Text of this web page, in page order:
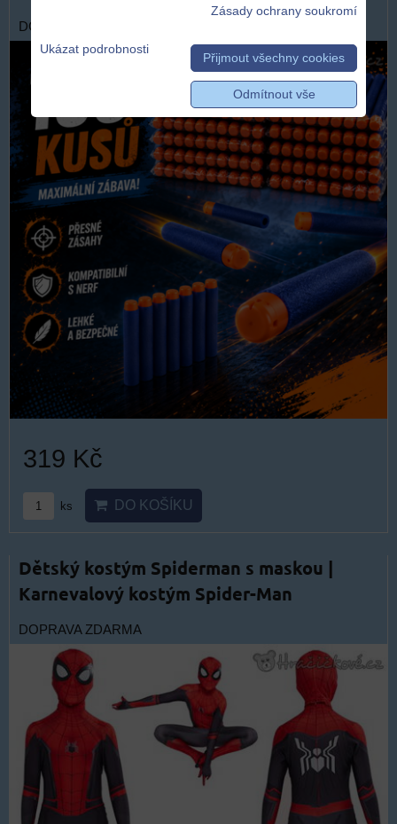
DOPRAVA ZDARMA
319 Kč
ks DO KOŠÍKU
Dětský kostým Spiderman s maskou |
Karnevalový kostým Spider-Man
DOPRAVA ZDARMA
Zásady ochrany soukromí
Ukázat podrobnosti
Přijmout všechny cookies
Odmítnout vše